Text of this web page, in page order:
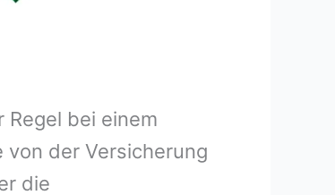
bei einem
der Versicherung
die